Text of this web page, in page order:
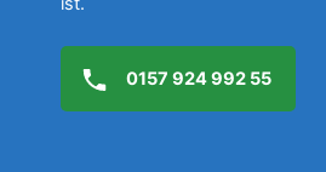
0157 924 992 55